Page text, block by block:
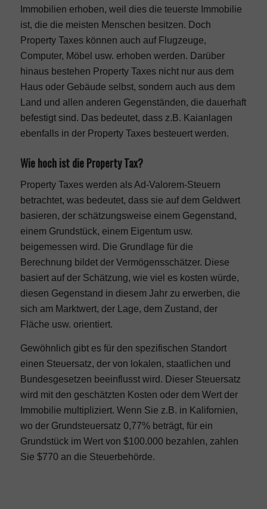
Immobilien erhoben, weil dies die teuerste Immobilie
ist, die die meisten Menschen besitzen. Doch
Property Taxes können auch auf Flugzeuge,
Computer, Möbel usw. erhoben werden. Darüber
hinaus bestehen Property Taxes nicht nur aus dem
Haus oder Gebäude selbst, sondern auch aus dem
Land und allen anderen Gegenständen, die dauerhaft
befestigt sind. Das bedeutet, dass z.B. Kaianlagen
ebenfalls in der Property Taxes besteuert werden.
Wie hoch ist die Property Tax?
Property Taxes werden als Ad-Valorem-Steuern
betrachtet, was bedeutet, dass sie auf dem Geldwert
basieren, der schätzungsweise einem Gegenstand,
einem Grundstück, einem Eigentum usw.
beigemessen wird. Die Grundlage für die
Berechnung bildet der Vermögensschätzer. Diese
basiert auf der Schätzung, wie viel es kosten würde,
diesen Gegenstand in diesem Jahr zu erwerben, die
sich am Marktwert, der Lage, dem Zustand, der
Fläche usw. orientiert.
Gewöhnlich gibt es für den spezifischen Standort
einen Steuersatz, der von lokalen, staatlichen und
Bundesgesetzen beeinflusst wird. Dieser Steuersatz
wird mit den geschätzten Kosten oder dem Wert der
Immobilie multipliziert. Wenn Sie z.B. in Kalifornien,
wo der Grundsteuersatz 0,77% beträgt, für ein
Grundstück im Wert von $100.000 bezahlen, zahlen
Sie $770 an die Steuerbehörde.